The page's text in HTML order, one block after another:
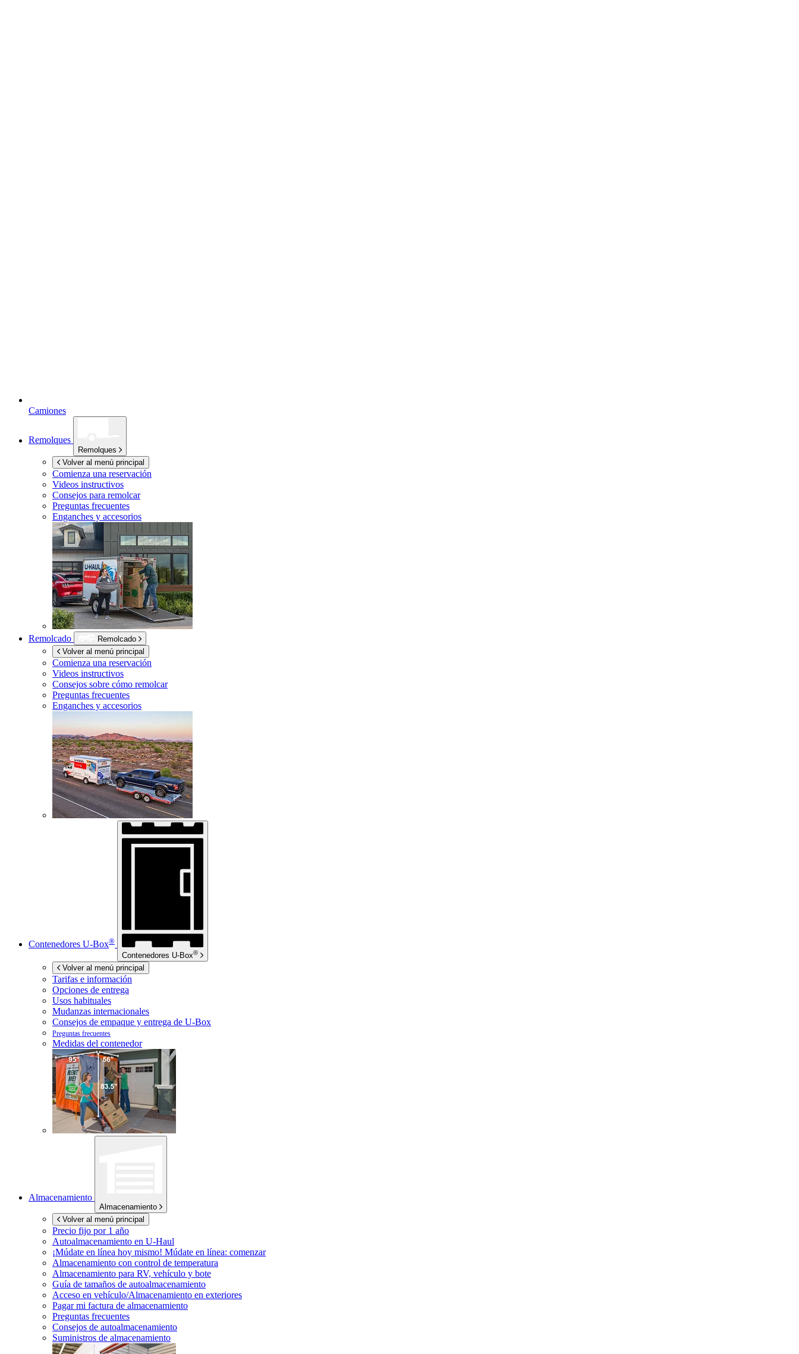
Camiones
Remolques
Remolques
Volver al menú principal
Comienza una reservación
Videos instructivos
Consejos para remolcar
Preguntas frecuentes
Enganches y accesorios
Remolcado
Remolcado
Volver al menú principal
Comienza una reservación
Videos instructivos
Consejos sobre cómo remolcar
Preguntas frecuentes
Enganches y accesorios
Contenedores U-Box®
Contenedores U-Box®
Volver al menú principal
Tarifas e información
Opciones de entrega
Usos habituales
Mudanzas internacionales
Consejos de empaque y entrega de U-Box
Preguntas frecuentes
Medidas del contenedor
Almacenamiento
Almacenamiento
Volver al menú principal
Precio fijo por 1 año
Autoalmacenamiento en U-Haul
¡Múdate en línea hoy mismo! Múdate en línea: comenzar
Almacenamiento con control de temperatura
Almacenamiento para RV, vehículo y bote
Guía de tamaños de autoalmacenamiento
Acceso en vehículo/Almacenamiento en exteriores
Pagar mi factura de almacenamiento
Preguntas frecuentes
Consejos de autoalmacenamiento
Suministros de almacenamiento